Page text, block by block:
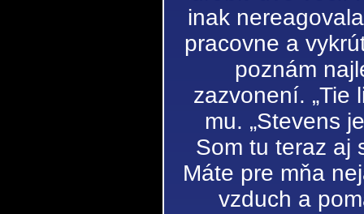
inak
pracovne a
poznám
zazvonení. „Tie
mu. „Stevens
Som tu teraz aj
Máte pre mňa
vzduch a